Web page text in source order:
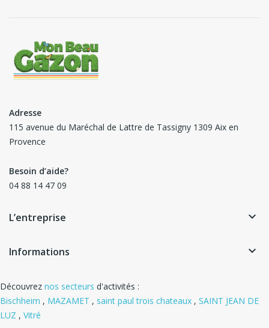
Adresse
115 avenue du Maréchal de Lattre de Tassigny 1309 Aix en
Provence
Besoin d’aide?
04 88 14 47 09
L’entreprise keyboard_arrow_down
Informations keyboard_arrow_down
Découvrez nos secteurs d'activités :
Bischheim , MAZAMET , saint paul trois chateaux , SAINT JEAN DE
LUZ , Vitré